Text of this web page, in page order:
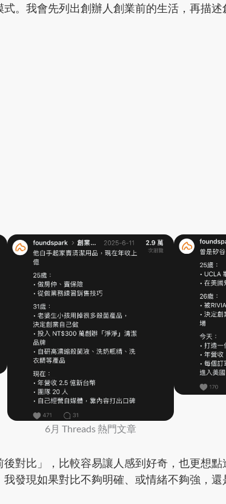
。我會先列出創辦人創業前的生活，再描
6月 Threads 熱門文章
對比」，比較容易讓人感到好奇，也更想
發現如果對比不夠明確、或情緒不夠強，